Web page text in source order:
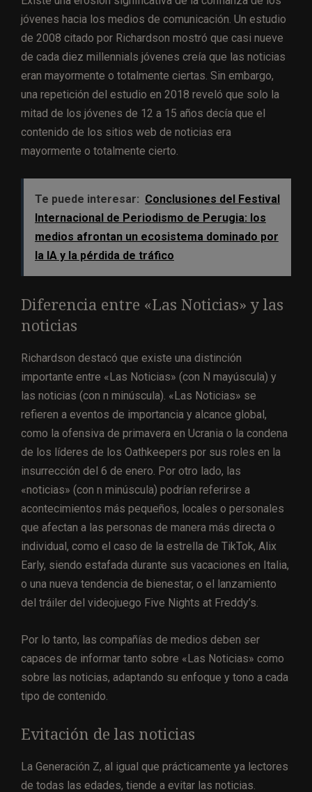
jóvenes hacia los medios de comunicación. Un estudio
de 2008 citado por Richardson mostró que casi nueve
de cada diez millennials jóvenes creía que las noticias
eran mayormente o totalmente ciertas. Sin embargo,
una repetición del estudio en 2018 reveló que solo la
mitad de los jóvenes de 12 a 15 años decía que el
contenido de los sitios web de noticias era
mayormente o totalmente cierto.
Te puede interesar: Conclusiones del Festival
Internacional de Periodismo de Perugia: los
medios afrontan un ecosistema dominado por
la IA y la pérdida de tráfico
Diferencia entre «Las Noticias» y las
noticias
Richardson destacó que existe una distinción
importante entre «Las Noticias» (con N mayúscula) y
las noticias (con n minúscula). «Las Noticias» se
refieren a eventos de importancia y alcance global,
como la ofensiva de primavera en Ucrania o la condena
de los líderes de los Oathkeepers por sus roles en la
insurrección del 6 de enero. Por otro lado, las
«noticias» (con n minúscula) podrían referirse a
acontecimientos más pequeños, locales o personales
que afectan a las personas de manera más directa o
individual, como el caso de la estrella de TikTok, Alix
Early, siendo estafada durante sus vacaciones en Italia,
o una nueva tendencia de bienestar, o el lanzamiento
del tráiler del videojuego Five Nights at Freddy’s.
Por lo tanto, las compañías de medios deben ser
capaces de informar tanto sobre «Las Noticias» como
sobre las noticias, adaptando su enfoque y tono a cada
tipo de contenido.
Evitación de las noticias
La Generación Z, al igual que prácticamente ya lectores
de todas las edades, tiende a evitar las noticias.